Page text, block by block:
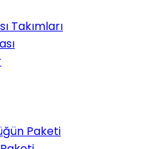
Takımları
Paketi